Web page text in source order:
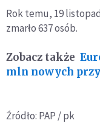
Rok temu, 19
zmarło 637 osób.
Zobacz także
mln nowych
Źródło: PAP / pk